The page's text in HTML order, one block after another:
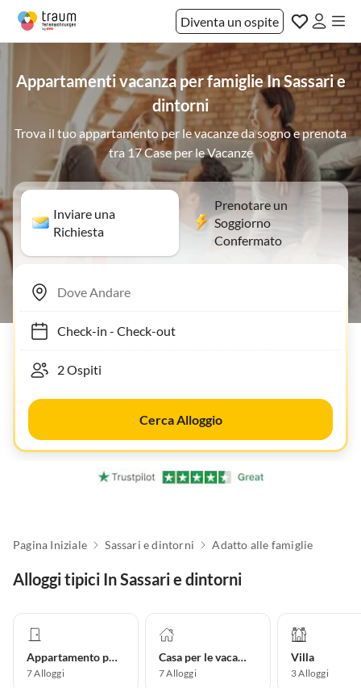
Diventa un ospite
Appartamenti vacanza per famiglie In Sassari e
dintorni
Trova il tuo appartamento per le vacanze da sogno e prenota
tra 17 Case per le Vacanze
Inviare una
Richiesta
Prenotare un
Soggiorno
Confermato
Check-in- Check-out
Cerca Alloggio
Pagina Iniziale Sassari e dintorni Adatto alle famiglie
Alloggi tipici In Sassari e dintorni
Appartamento per vacanze
7Alloggi
Casa per le vacanze
7Alloggi
Villa
3Alloggi